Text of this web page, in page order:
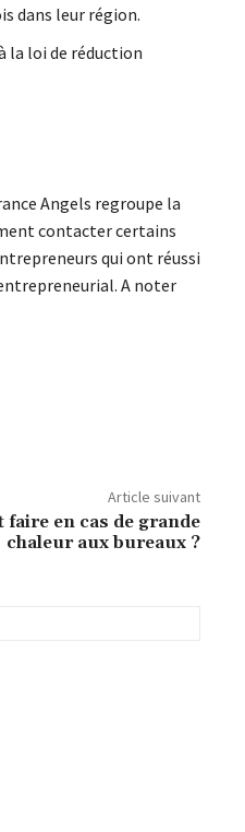
dans leur région.
la loi de réduction
Angels regroupe la
contacter certains
qui ont réussi
A noter
Article suivant
faire en cas de grande
chaleur aux bureaux ?